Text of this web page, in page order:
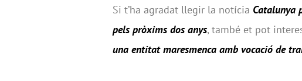
Si t’ha agradat llegir la notícia Catalunya
pels pròxims dos anys, també et pot
una entitat maresmenca amb vocació de